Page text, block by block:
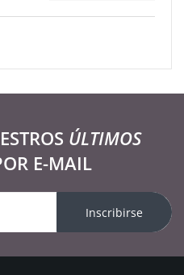
ÚLTIMOS
E-MAIL
Inscribirse